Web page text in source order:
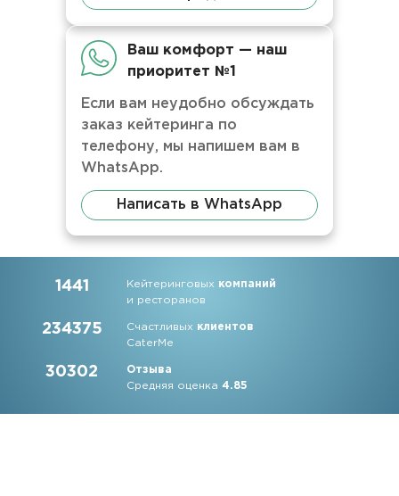
Ваш комфорт — наш
приоритет №1
Если вам неудобно обсуждать
заказ кейтеринга по
телефону, мы напишем вам в
WhatsApp.
Написать в WhatsApp
1441 Кейтеринговых компаний
и ресторанов
234375 Счастливых клиентов
CaterMe
30302
Отзыва
Средняя оценка4.85